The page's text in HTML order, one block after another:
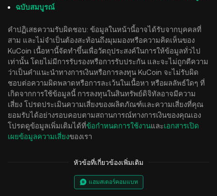
ฉบับสมบูรณ์
คำปฏิเสธความรับผิดชอบ: ข้อมูลในหน้านี้อาจได้รับจากบุคคลที่
สาม และไม่จำเป็นต้องสะท้อนถึงมุมมองหรือความคิดเห็นของ
KuCoin เนื้อหานี้จัดทำขึ้นเพื่อวัตถุประสงค์ในการให้ข้อมูลทั่วไป
เท่านั้น โดยไม่มีการรับรองหรือการรับประกัน และจะไม่ถูกตีความ
ว่าเป็นคำแนะนำทางการเงินหรือการลงทุน KuCoin จะไม่รับผิด
ชอบต่อความผิดพลาดหรือการละเว้นในเนื้อหา หรือผลลัพธ์ใดๆ ที่
เกิดจากการใช้ข้อมูลนี้ การลงทุนในสินทรัพย์ดิจิทัลอาจมีความ
เสี่ยง โปรดประเมินความเสี่ยงของผลิตภัณฑ์และความเสี่ยงที่คุณ
ยอมรับได้อย่างรอบคอบตามสถานการณ์ทางการเงินของคุณเอง
โปรดดูข้อมูลเพิ่มเติมได้ที่ข้อกำหนดการใช้งานและเอกสารเปิด
เผยข้อมูลความเสี่ยงของเรา
หัวข้อที่เกี่ยวข้องเพิ่มเติม
แฮมสเตอร์คอมแบท